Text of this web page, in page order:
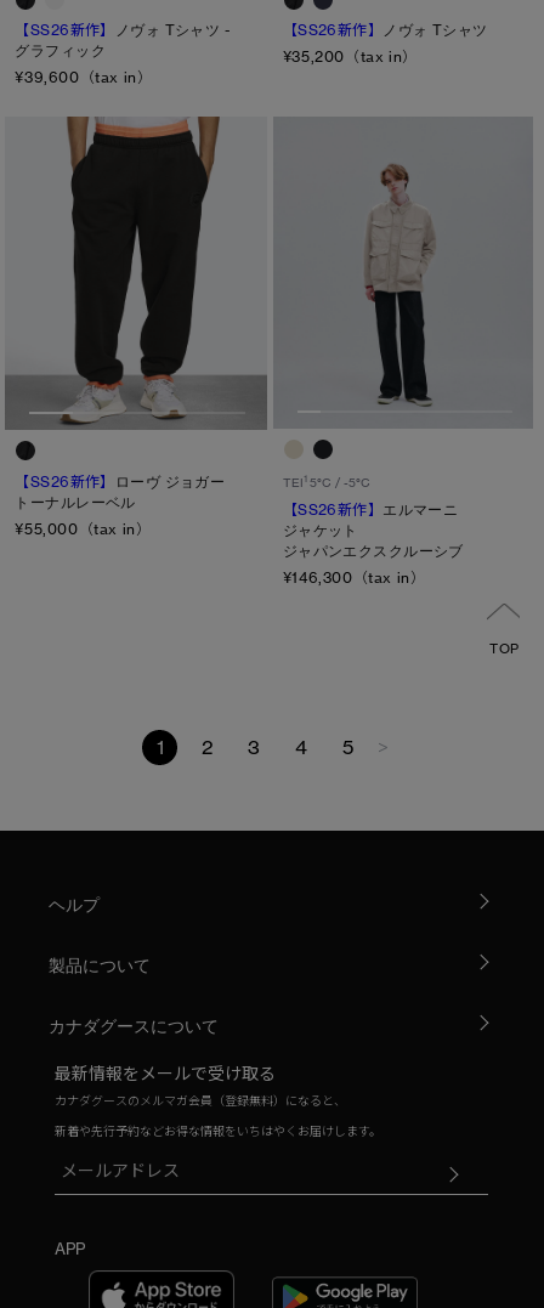
【SS26新作】
ノヴォ Tシャツ -
グラフィック
¥39,600（tax in）
【SS26新作】
ノヴォ Tシャツ
¥35,200（tax in）
【SS26新作】
ローヴ ジョガー
トーナルレーベル
¥55,000（tax in）
TEI15°C / -5°C
【SS26新作】
エルマーニ
ジャケット
ジャパンエクスクルーシブ
¥146,300（tax in）
TOP
1 2 3 4 5 >
ヘルプ
製品について
カナダグースについて
最新情報をメールで受け取る
カナダグースのメルマガ会員（登録無料）になると、
新着や先行予約などお得な情報をいちはやくお届けします。
APP